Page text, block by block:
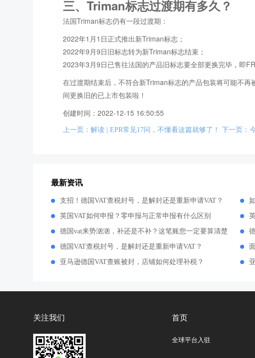
三、Triman标志过渡期有多久？
法国Triman标志仍有一段过渡期：
2022年1月1日正式推出新Triman标志；
2022年9月9日旧标志转为新Triman标志结束；
2023年3月9日已售往法国的产品旧标志要全部更换完毕，即
在过渡期结束后，不符合新Triman标志的产品包装将可能不
间更换旧的已上市包装啦！
创建时间：2022-12-15 16:50:55
上一页：解读 | EPR常见17问，不懂看这篇就够了！ 下一页：
最新资讯
支招！德国VAT查税封号，是解封还是重新申请VAT？
英国VAT如何申报？零申报与正常申报有什么区别
德国vat来势汹汹，补还是不补？这笔账您一定要算清楚
德国VAT查税封号，是解封还是重新申请VAT？
亚马逊德国VAT查账被封，店铺如何处理补税？
关注我们 首页
全球平台入驻